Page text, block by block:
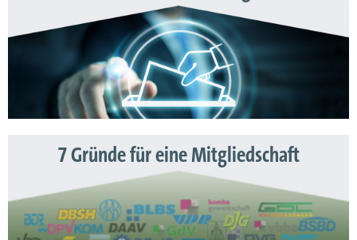
7 Gründe für eine Mitgliedschaft